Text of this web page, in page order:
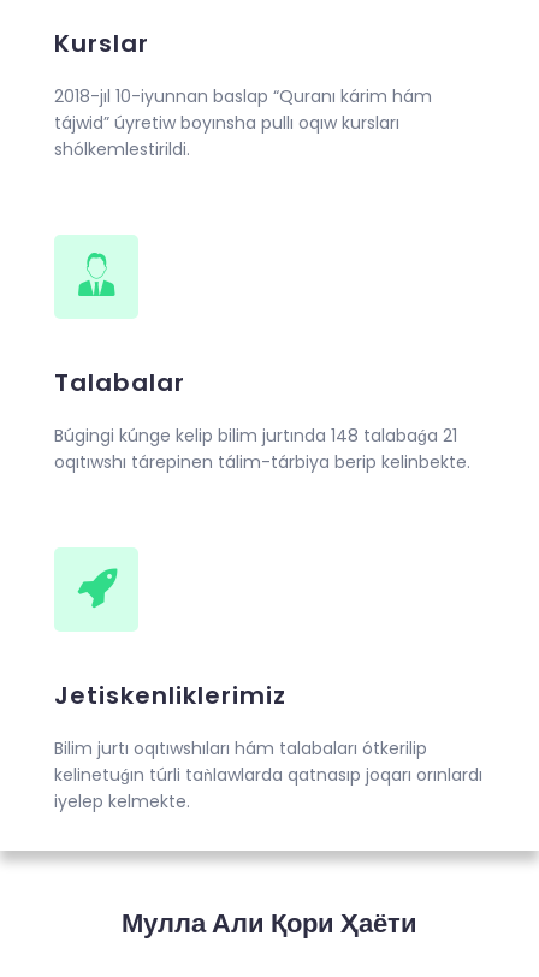
Kurslar
2018-jıl 10-iyunnan baslap “Quranı kárim hám
tájwid” úyretiw boyınsha pullı oqıw kursları
shólkemlestirildi.
Talabalar
Búgingi kúnge kelip bilim jurtında 148 talabaǵa 21
oqıtıwshı tárepinen tálim-tárbiya berip kelinbekte.
Jetiskenliklerimiz
Bilim jurtı oqıtıwshıları hám talabaları ótkerilip
kelinetuǵın túrli taǹlawlarda qatnasıp joqarı orınlardı
iyelep kelmekte.
Мулла Али Қори Ҳаёти